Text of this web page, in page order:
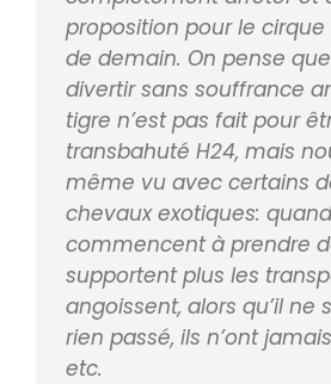
proposition pour le
de demain. On pense
divertir sans souffrance
tigre n’est pas fait pour
transbahuté H24, mais
même vu avec certains
chevaux exotiques:
commencent à prendre
supportent plus les
angoissent, alors qu’il ne
rien passé, ils n’ont
etc.